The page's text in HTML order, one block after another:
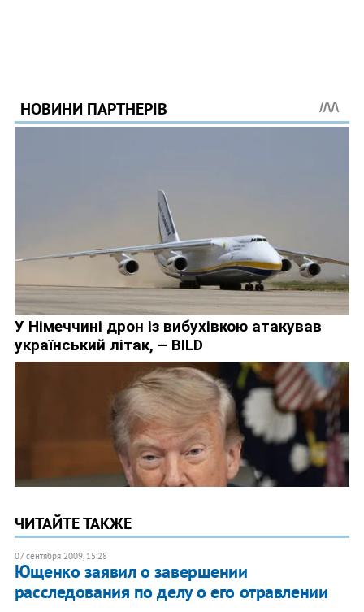
ЧИТАЙТЕ ТАКЖЕ
07 сентября 2009, 15:28
Ющенко заявил о завершении
расследования по делу о его отравлении